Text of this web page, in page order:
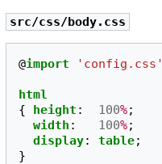
src/css/body.css
@import 'config.css'
html
{
height : 100%;
width : 100%;
display: table;
}